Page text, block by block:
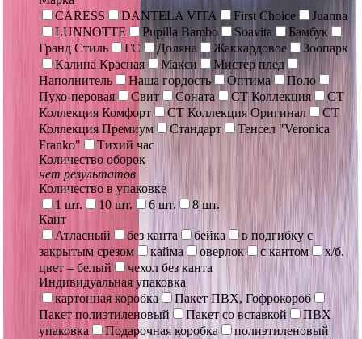
CARESS
DANTELA VITA First Choice
Juanna
LUNNOTTE
Pupilla Bambo Soavita
Бамбук
Гранд Стиль
ГС Доляна Жаккардовое
Зоопарк
Калина Красная
Макси
Мистер плед
Наполнитель
Наша гордость Оптима
Поло
Пухо-перовая
Свит Соната СТ Коллекция
СТ
Коллекция Комфорт
СТ Коллекция Оригинал
СТ
Коллекция Премиум
Стандарт
Тенсел "Veronica
Franko"
Тихий час
Количество оборок
нет результатов
Количество в упаковке
1 шт.
10 шт. 6 шт.
8 шт.
Кант
Атласный
без канта бейка
в подгибку с
закрытым срезом
кайма оверлок с кантом
х/б,
цвет – белый
чехол без канта
Индивидуальная упаковка
картонная коробка
Пакет ПВХ, Гофрокороб
Пакет полиэтиленовый
Пакет со вставкой
ПВХ
упаковка
Подарочная коробка
полиэтиленовый